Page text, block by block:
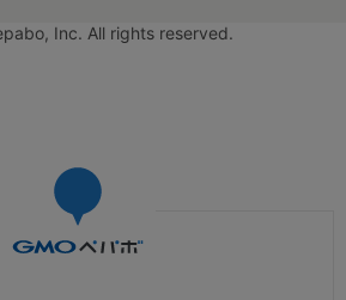
Inc. All rights reserved.